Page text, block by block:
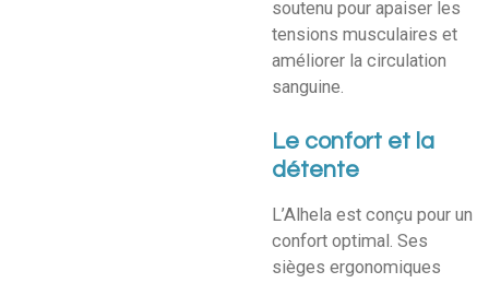
soutenu pour apaiser les
tensions musculaires et
améliorer la circulation
sanguine.
Le confort et la
détente
L’Alhela est conçu pour un
confort optimal. Ses
sièges ergonomiques